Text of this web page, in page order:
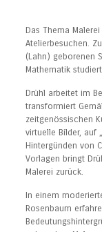
Das Thema
Atelierbesuchen.
(Lahn) geborenen
Mathematik
Drühl arbeitet im
transformiert
zeitgenössischen
virtuelle Bilder, auf
Hintergünden von
Vorlagen bringt
Malerei zurück.
In einem
Rosenbaum